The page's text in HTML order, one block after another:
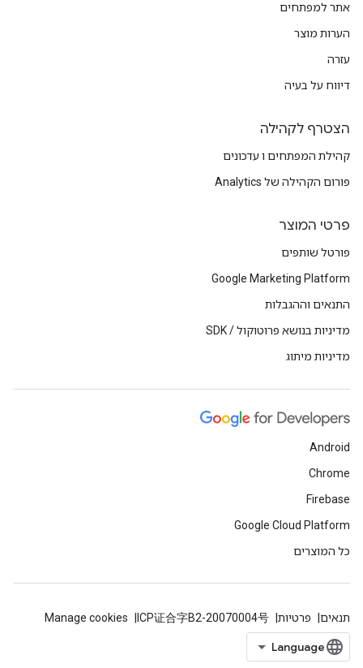
אתר למפתחים
הערות מוצר
עזרה
דיווח על בעיה
הצטרף לקהילה
קהילת המפתחים ו עדכונים
פורום הקהילה של Analytics
פרטי המוצר
פורטל שותפים
Google Marketing Platform
התנאים וההגבלות
מדיניות בנושא פרוטוקול / SDK
מדיניות מיתוג
Android
Chrome
Firebase
Google Cloud Platform
כל המוצרים
תנאים פרטיות ICP证合字B2-20070004号
Manage cookies